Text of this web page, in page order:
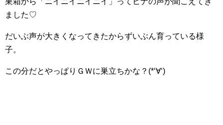
ました♡
だいぶ声が大きくなってきたからずいぶん育っている様
子。
この分だとやっぱりＧＷに巣立ちかな？(*‘∀‘)